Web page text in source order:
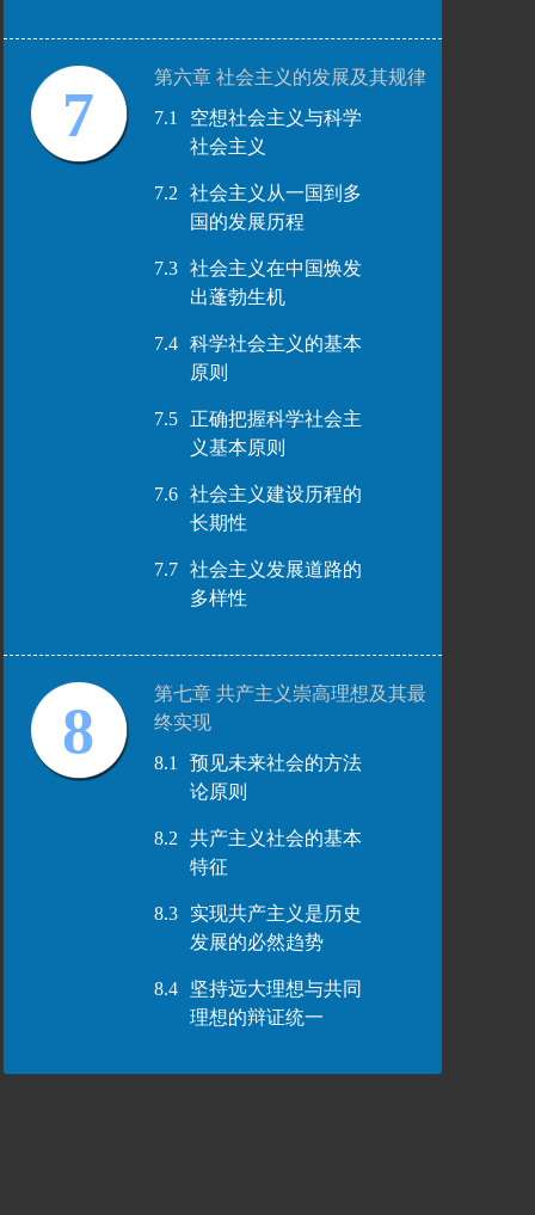
7
第六章 社会主义的发展及其规律
7.1
空想社会主义与科学
社会主义
7.2
社会主义从一国到多
国的发展历程
7.3
社会主义在中国焕发
出蓬勃生机
7.4
科学社会主义的基本
原则
7.5
正确把握科学社会主
义基本原则
7.6
社会主义建设历程的
长期性
7.7
社会主义发展道路的
多样性
8
第七章 共产主义崇高理想及其最
终实现
8.1
预见未来社会的方法
论原则
8.2
共产主义社会的基本
特征
8.3
实现共产主义是历史
发展的必然趋势
8.4
坚持远大理想与共同
理想的辩证统一